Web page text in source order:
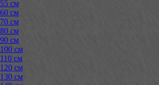
55 см
60 см
70 см
80 см
90 см
100 см
110 см
120 см
130 см